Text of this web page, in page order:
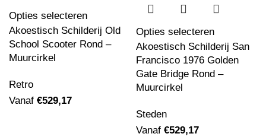
Opties selecteren
Akoestisch Schilderij Old
School Scooter Rond –
Muurcirkel
Retro
Vanaf €529,17
Opties selecteren
Akoestisch Schilderij San
Francisco 1976 Golden
Gate Bridge Rond –
Muurcirkel
Steden
Vanaf €529,17